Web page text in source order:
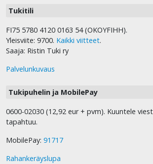
Tukitili
FI75 5780 4120 0163 54 (OKOYFIHH).
Yleisviite: 9700. Kaikki viitteet.
Saaja: Ristin Tuki ry
Palvelunkuvaus
Tukipuhelin ja MobilePay
0600-02030 (12,92 eur + pvm). Kuuntele
tapahtuu.
MobilePay: 91717
Rahankeräyslupa